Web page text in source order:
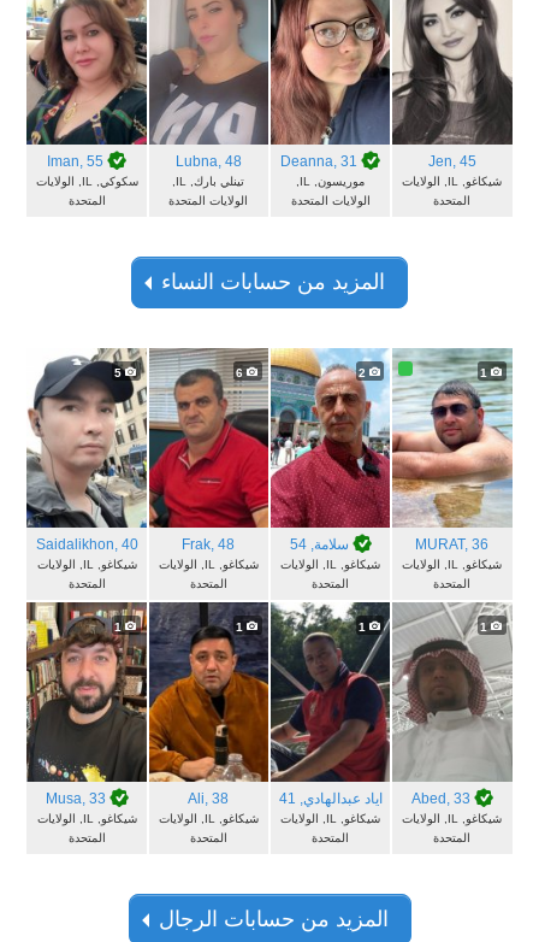
Jen, 45
شيكاغو, IL, الولايات
المتحدة
Deanna, 31
موريسون, IL,
الولايات المتحدة
Lubna, 48
تينلي بارك, IL,
الولايات المتحدة
Iman, 55
سكوكي, IL, الولايات
المتحدة
المزيد من حسابات النساء
1
MURAT, 36
شيكاغو, IL, الولايات
المتحدة
2
سلامة, 54
شيكاغو, IL, الولايات
المتحدة
6
Frak, 48
شيكاغو, IL, الولايات
المتحدة
5
Saidalikhon, 40
شيكاغو, IL, الولايات
المتحدة
1
Abed , 33
شيكاغو, IL, الولايات
المتحدة
1
اياد عبدالهادي, 41
شيكاغو, IL, الولايات
المتحدة
1
Ali, 38
شيكاغو, IL, الولايات
المتحدة
1
Musa, 33
شيكاغو, IL, الولايات
المتحدة
المزيد من حسابات الرجال